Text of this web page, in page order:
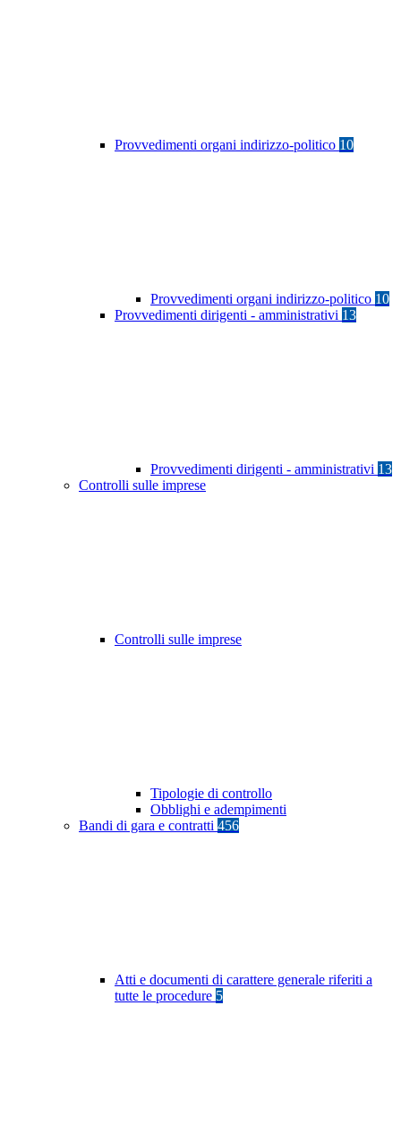
Provvedimenti organi indirizzo-politico 10
Provvedimenti organi indirizzo-politico 10
Provvedimenti dirigenti - amministrativi 13
Provvedimenti dirigenti - amministrativi 13
Controlli sulle imprese
Controlli sulle imprese
Tipologie di controllo
Obblighi e adempimenti
Bandi di gara e contratti 456
Atti e documenti di carattere generale riferiti a
tutte le procedure 5